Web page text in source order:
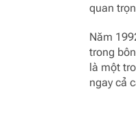
quan
Năm
trong
là một
ngay cả